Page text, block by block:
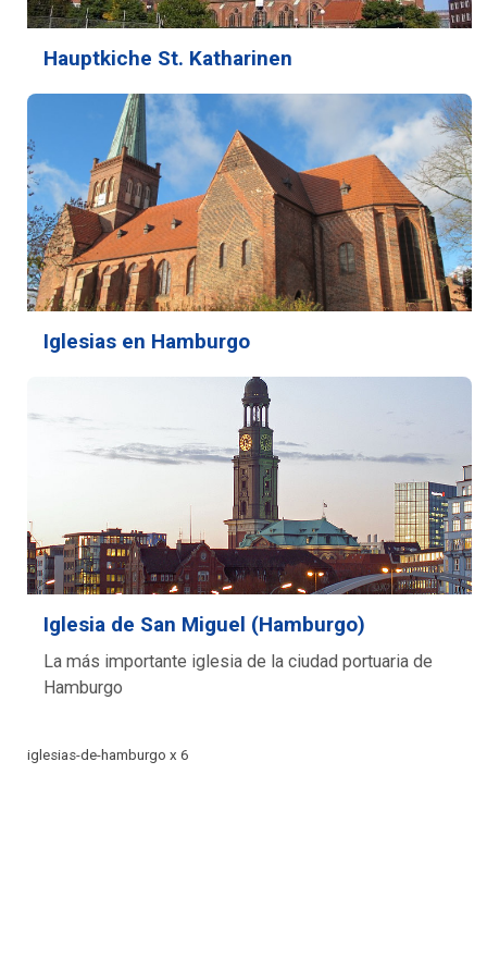
Hauptkiche St. Katharinen
Iglesias en Hamburgo
Iglesia de San Miguel (Hamburgo)
La más importante iglesia de la ciudad portuaria de
Hamburgo
iglesias-de-hamburgo x 6